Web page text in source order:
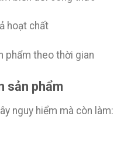
hoạt chất
phẩm theo thời gian
sản phẩm
nguy hiểm mà còn làm: